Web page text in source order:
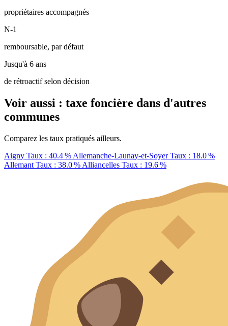
propriétaires accompagnés
N-1
remboursable, par défaut
Jusqu'à 6 ans
de rétroactif selon décision
Voir aussi : taxe foncière dans d'autres
communes
Comparez les taux pratiqués ailleurs.
Aigny Taux : 40.4 % Allemanche-Launay-et-SoyerTaux : 18.0 %
Allemant Taux : 38.0 % Alliancelles Taux : 19.6 %